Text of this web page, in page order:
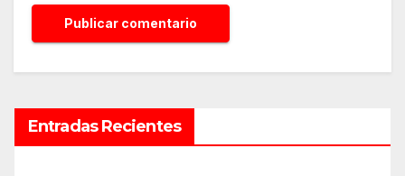
Entradas Recientes